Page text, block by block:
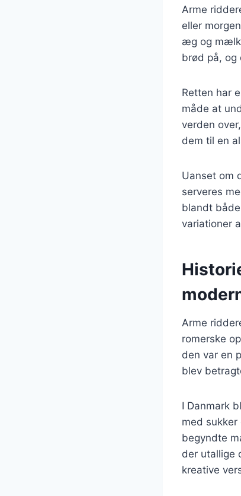
Arme
eller
æg og
brød på, og
Retten har
måde at
verden
dem til en
Uanset om
serveres
blandt
variationer
Arme
romerske
den var en
blev
I Danmark
med
begyndte
der utallige
kreative